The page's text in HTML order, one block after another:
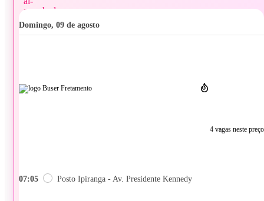
domingo, 09 de agosto
4 vagas neste preço
07:05 Posto Ipiranga - Av. Presidente Kennedy